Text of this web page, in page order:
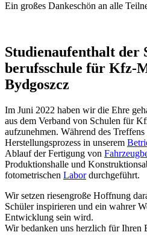
Ein großes Dankeschön an alle
Studienaufenthalt der
berufsschule für Kfz-
Bydgoszcz
Im Juni 2022 haben wir die Ehre
aus dem Verband von Schulen für
aufzunehmen. Während des
Herstellungsprozess in unserem
Ablauf der Fertigung von
Produktionshalle und
fotometrischen Labordurchgeführt.
Wir setzen riesengroße Hoffnung
Schüler inspirieren und ein wahrer
Entwicklung sein wird.
Wir bedanken uns herzlich für Ihren